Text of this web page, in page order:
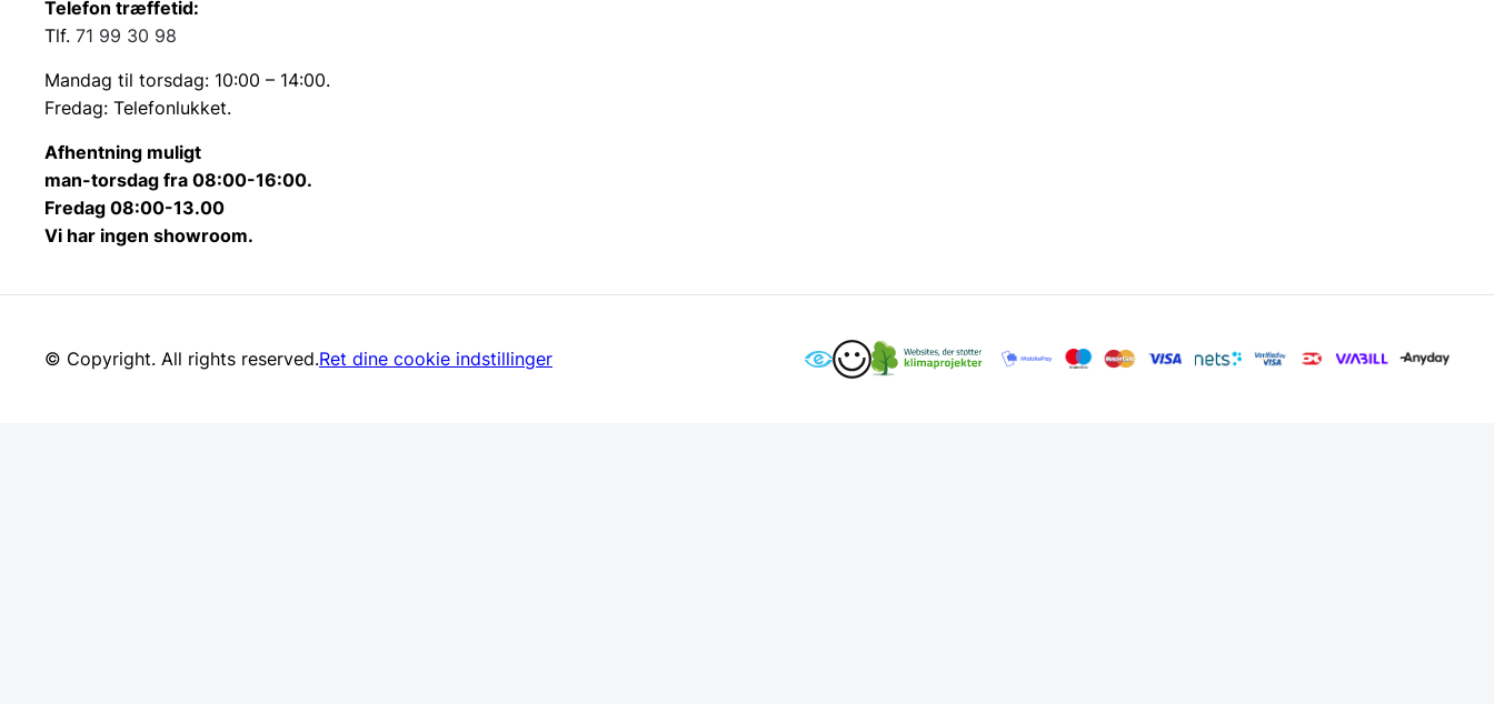
Telefon træffetid:
Tlf. 71 99 30 98
Mandag til torsdag: 10:00 – 14:00.
Fredag: Telefonlukket.
Afhentning muligt
man-torsdag fra 08:00-16:00.
Fredag 08:00-13.00
Vi har ingen showroom.
© Copyright. All rights reserved.Ret dine cookie indstillinger